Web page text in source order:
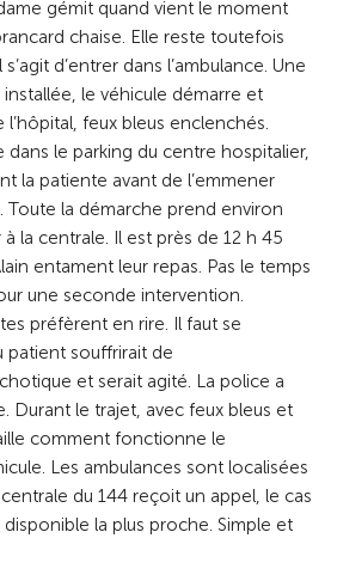
gémit quand vient le moment
chaise. Elle reste toutefois
d’entrer dans l’ambulance. Une
le véhicule démarre et
feux bleus enclenchés.
dans le parking du centre hospitalier,
la patiente avant de l’emmener
Toute la démarche prend environ
la centrale. Il est près de 12 h 45
entament leur repas. Pas le temps
une seconde intervention.
préfèrent en rire. Il faut se
patient souffrirait de
et serait agité. La police a
Durant le trajet, avec feux bleus et
comment fonctionne le
Les ambulances sont localisées
du 144 reçoit un appel, le cas
disponible la plus proche. Simple et